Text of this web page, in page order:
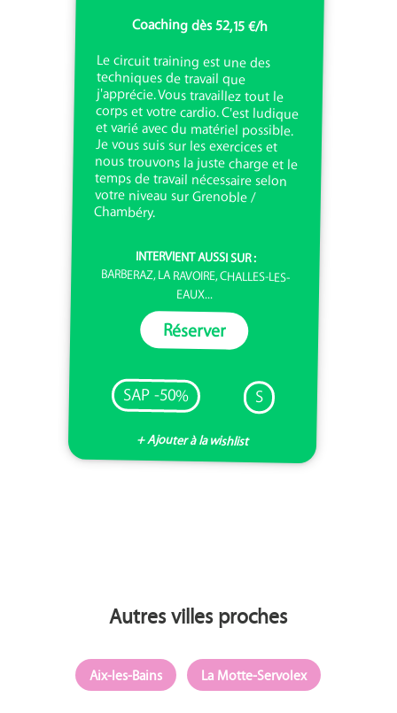
Coaching dès 52,15 €/h
Le circuit training est une des
techniques de travail que
j'apprécie. Vous travaillez tout le
corps et votre cardio. C'est ludique
et varié avec du matériel possible.
Je vous suis sur les exercices et
nous trouvons la juste charge et le
temps de travail nécessaire selon
votre niveau sur Grenoble /
Chambéry.
INTERVIENT AUSSI SUR :
BARBERAZ, LA RAVOIRE, CHALLES-LES-
EAUX...
Réserver
SAP -50% S
+ Ajouter à la wishlist
Autres villes proches
Aix-les-Bains La Motte-Servolex